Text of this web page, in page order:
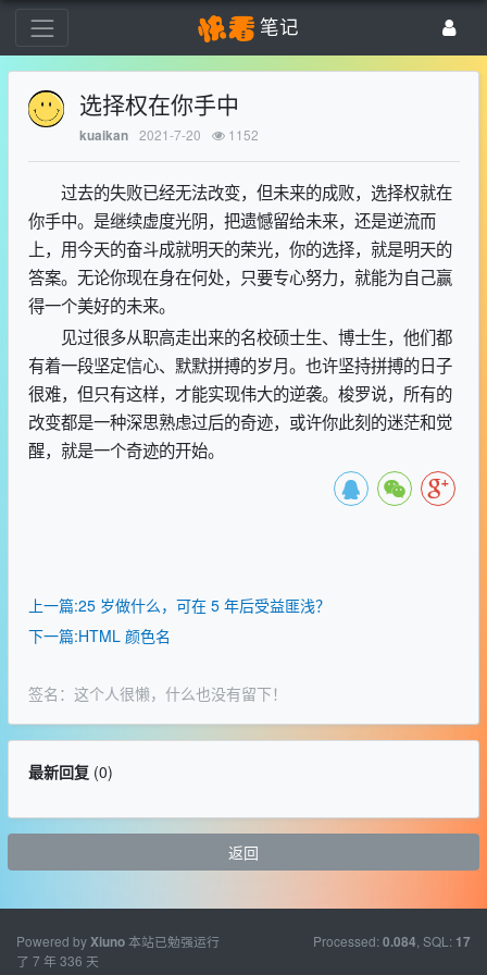
笔记
选择权在你手中
kuaikan 2021-7-20 1152
过去的失败已经无法改变，但未来的成败，选择权就在
你手中。是继续虚度光阴，把遗憾留给未来，还是逆流而
上，用今天的奋斗成就明天的荣光，你的选择，就是明天的
答案。无论你现在身在何处，只要专心努力，就能为自己赢
得一个美好的未来。
见过很多从职高走出来的名校硕士生、博士生，他们都
有着一段坚定信心、默默拼搏的岁月。也许坚持拼搏的日子
很难，但只有这样，才能实现伟大的逆袭。梭罗说，所有的
改变都是一种深思熟虑过后的奇迹，或许你此刻的迷茫和觉
醒，就是一个奇迹的开始。
上一篇:25 岁做什么，可在 5 年后受益匪浅？
下一篇:HTML 颜色名
签名：这个人很懒，什么也没有留下！
最新回复(0)
返回
Powered byXiuno本站已勉强运行
了 7 年 336 天
Processed: 0.084 , SQL: 17